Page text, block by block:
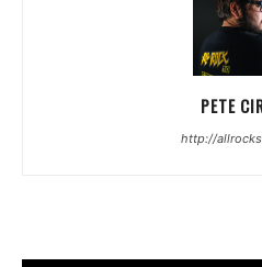
PETE
http://